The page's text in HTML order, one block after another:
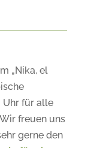
„Nika, el
Uhr für alle
freuen uns
gerne den